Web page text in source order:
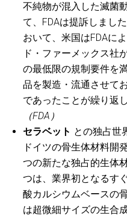
不純物が混入した滅菌
て、FDAは提訴しまし
おいて、米国はFDAに
ド・ファーメックス社
の最低限の規制要件を
品を製造・流通させて
であったことが繰り返
（FDA）
セラベット との独占世
ドイツの骨生体材料開
つの新たな独占的生体
つは、業界初となるす
酸カルシウムベースの
は超微細サイズの生合